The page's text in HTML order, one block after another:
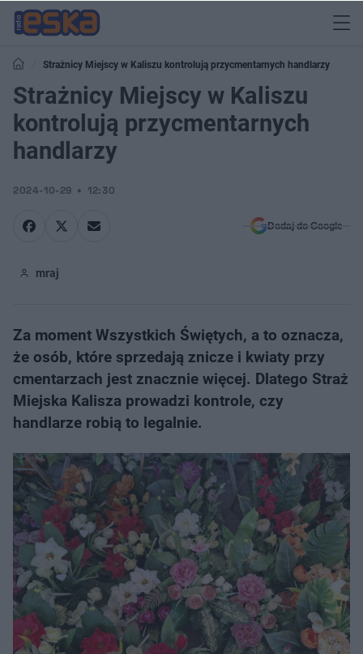
Strażnicy Miejscy w Kaliszu kontrolują przycmentarnych handlarzy
Strażnicy Miejscy w Kaliszu
kontrolują przycmentarnych
handlarzy
2024-10-29 12:30
Dodaj do Google
mraj
Za moment Wszystkich Świętych, a to oznacza,
że osób, które sprzedają znicze i kwiaty przy
cmentarzach jest znacznie więcej. Dlatego Straż
Miejska Kalisza prowadzi kontrole, czy
handlarze robią to legalnie.